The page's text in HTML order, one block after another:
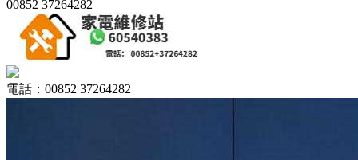
00852 37264282
電話：00852 37264282